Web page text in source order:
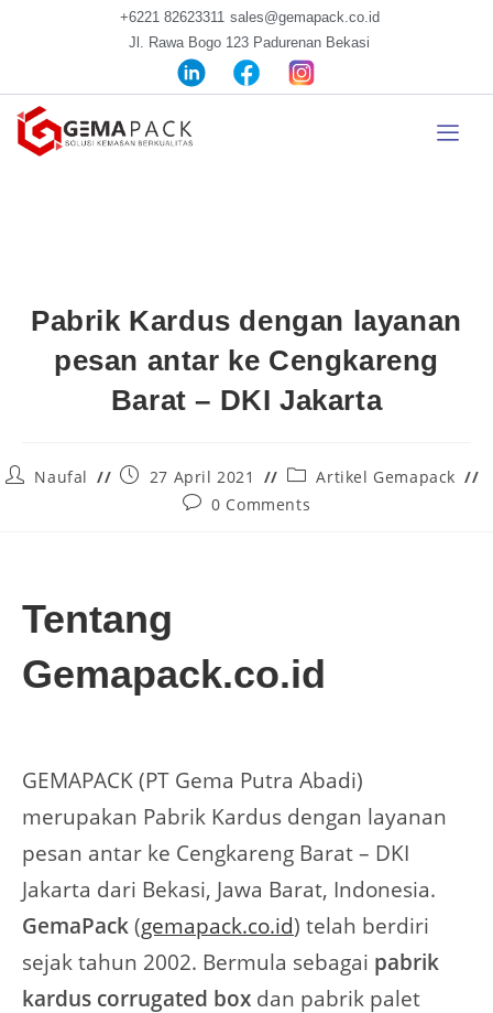
+6221 82623311 sales@gemapack.co.id
Jl. Rawa Bogo 123 Padurenan Bekasi
Pabrik Kardus dengan layanan
pesan antar ke Cengkareng
Barat – DKI Jakarta
Naufal 27 April 2021
Artikel Gemapack
0 Comments
Tentang
Gemapack.co.id
GEMAPACK (PT Gema Putra Abadi)
merupakan Pabrik Kardus dengan layanan
pesan antar ke Cengkareng Barat – DKI
Jakarta dari Bekasi, Jawa Barat, Indonesia.
GemaPack (gemapack.co.id) telah berdiri
sejak tahun 2002. Bermula sebagai pabrik
kardus corrugated box dan pabrik palet